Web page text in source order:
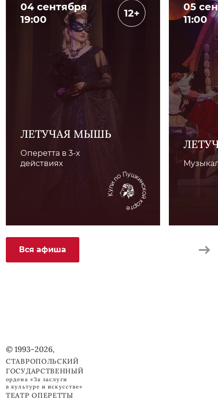
04 сентября
19:00
12+
ЛЕТУЧАЯ МЫШЬ
Оперетта в 3-х
действиях
05
11:00
Вся афиша
© 1993-2026,
СТАВРОПОЛЬСКИЙ
ГОСУДАРСТВЕННЫЙ
ордена «За заслуги
в культуре и искусстве»
ТЕАТР ОПЕРЕТТЫ